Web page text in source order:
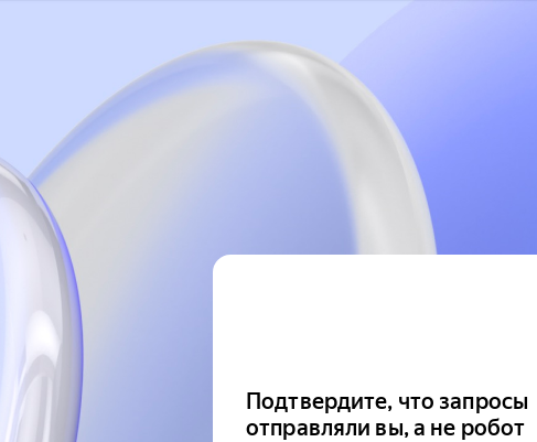
Подтвердите, что запросы
отправляли вы, а не робот